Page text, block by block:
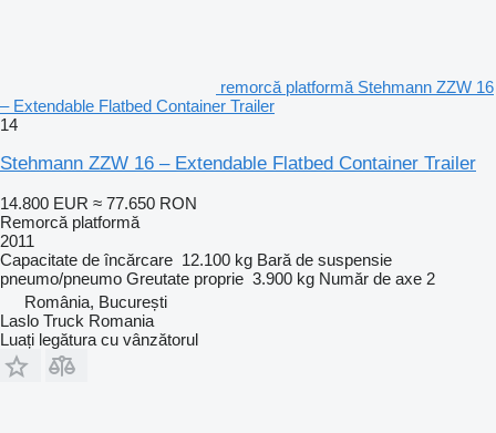
remorcă platformă Stehmann ZZW 16
– Extendable Flatbed Container Trailer
14
Stehmann ZZW 16 – Extendable Flatbed Container Trailer
14.800 EUR ≈ 77.650 RON
Remorcă platformă
2011
Capacitate de încărcare 12.100 kg Bară de suspensie
pneumo/pneumo Greutate proprie 3.900 kg Număr de axe 2
România, București
Laslo Truck Romania
Luați legătura cu vânzătorul